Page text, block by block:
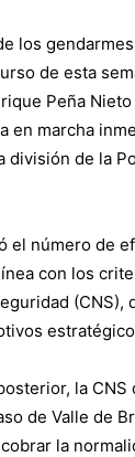
los
de esta
Peña
en marcha
división de la
el número de
con los
(CNS),
la CNS
de Valle de
la